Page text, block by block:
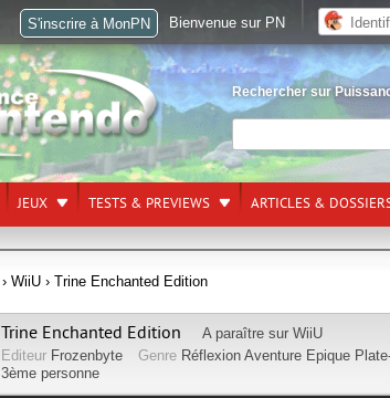
Rechercher sur
JEUX TESTS & PREVIEWS ARTICLES &
› WiiU › Trine Enchanted Edition
Trine Enchanted Edition A paraître sur WiiU
Editeur Frozenbyte Genre Réflexion Aventure Epique
3ème personne
S'inscrire à MonPN Bienvenue sur PN